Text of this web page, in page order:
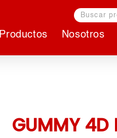
Buscar
Productos Nosotros
GUMMY 4D